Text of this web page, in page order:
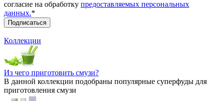
согласие на обработку предоставляемых персональных
данных.*
Коллекции
Из чего приготовить смузи?
В данной коллекции подобраны популярные суперфуды для
приготовления смузи